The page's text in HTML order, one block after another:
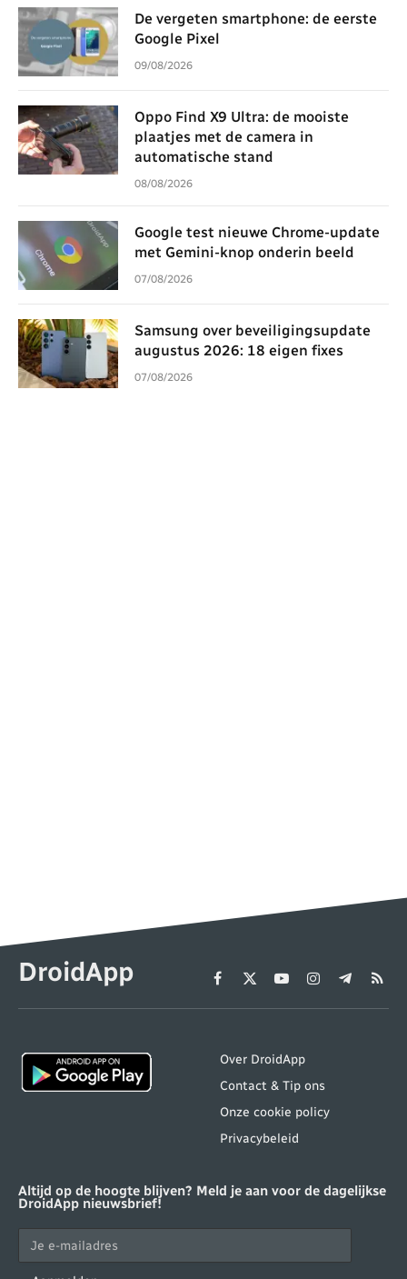
De vergeten smartphone: de eerste
Google Pixel
09/08/2026
Oppo Find X9 Ultra: de mooiste
plaatjes met de camera in
automatische stand
08/08/2026
Google test nieuwe Chrome-update
met Gemini-knop onderin beeld
07/08/2026
Samsung over beveiligingsupdate
augustus 2026: 18 eigen fixes
07/08/2026
DroidApp Facebook
X
(Twitter)
YouTubeInstagram
Telegram
RSS
Over DroidApp
Contact & Tip ons
Onze cookie policy
Privacybeleid
Altijd op de hoogte blijven? Meld je aan voor de dagelijkse
DroidApp nieuwsbrief!